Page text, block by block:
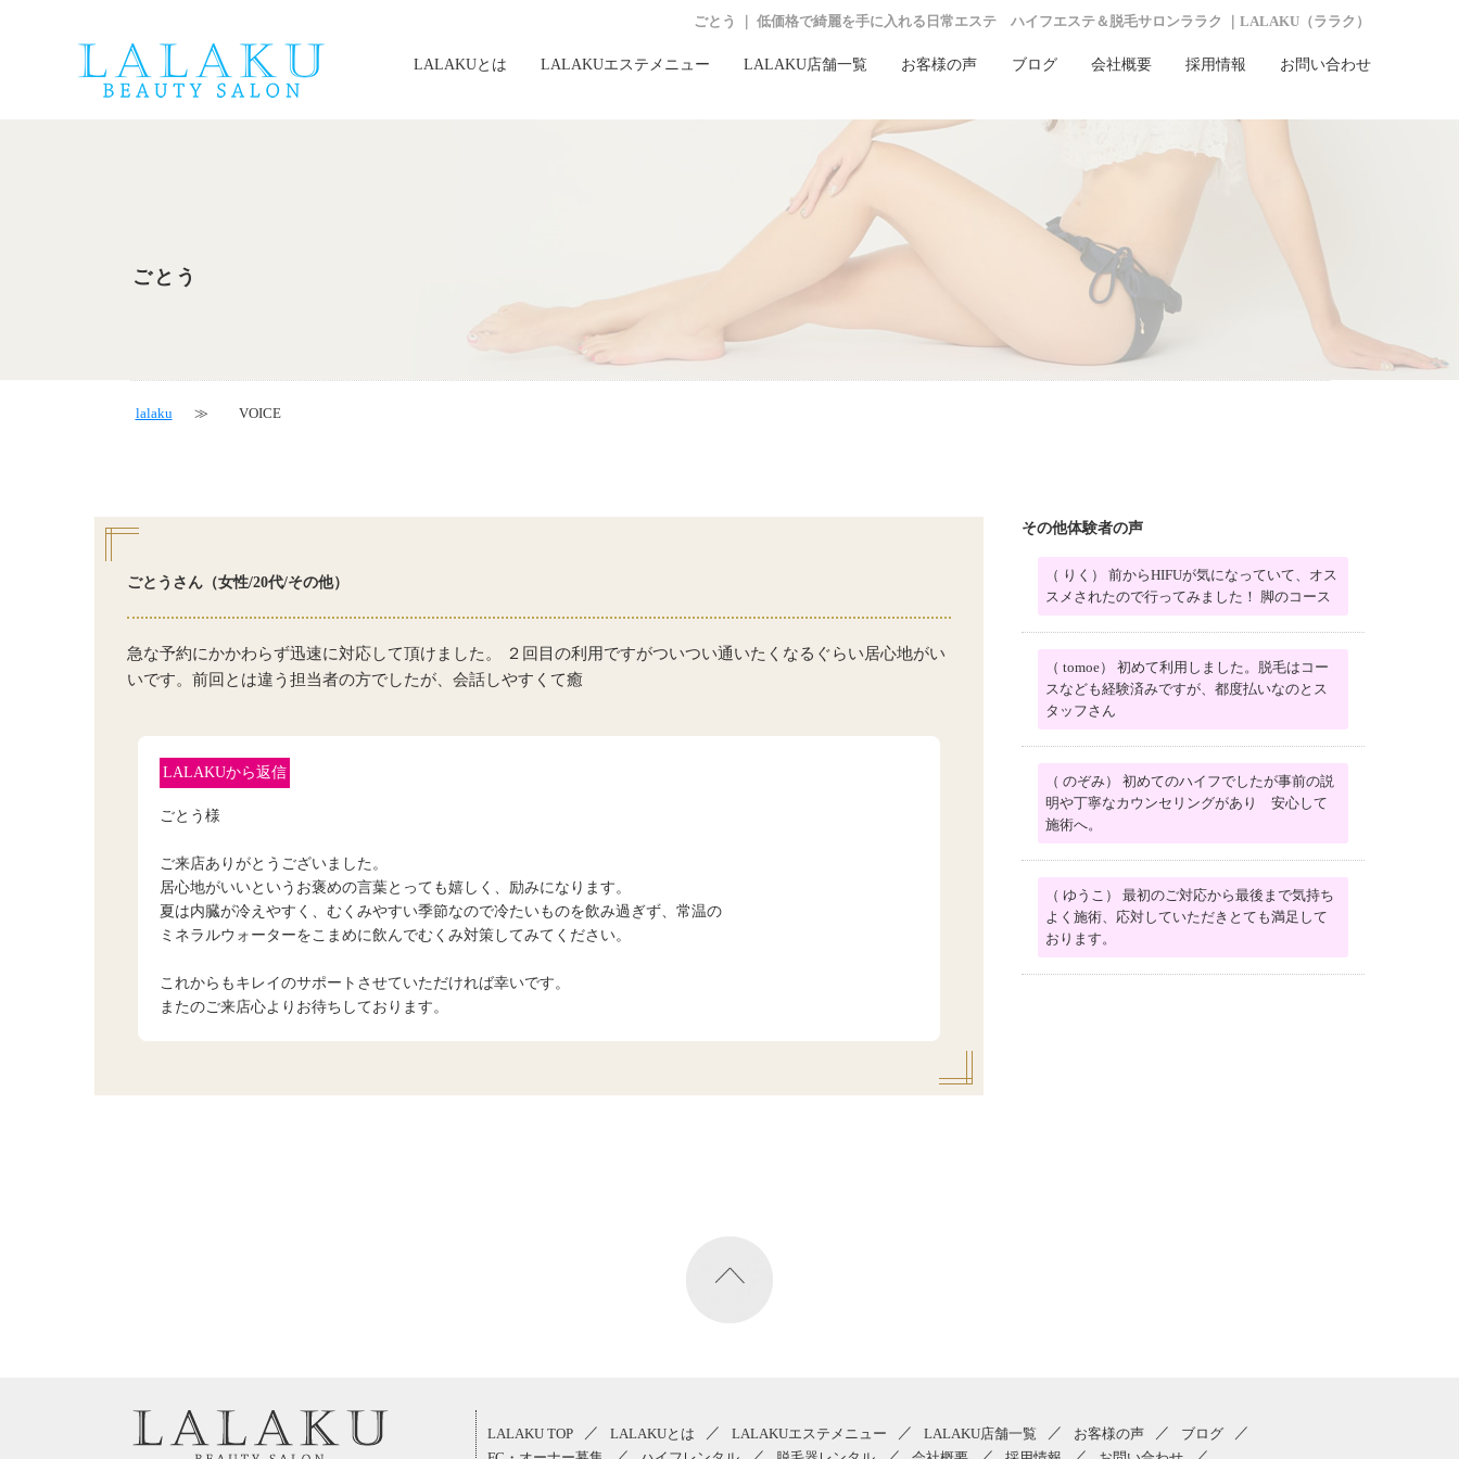
ごとう ｜ 低価格で綺麗を手に入れる日常エステ ハイフエステ＆脱毛サロンララク ｜LALAKU（ララク）
LALAKUとは LALAKUエステメニュー LALAKU店舗一覧 お客様の声 ブログ 会社概要 採用情報 お問い合わせ
ごとう
lalaku VOICE
ごとうさん（女性/20代/その他）
急な予約にかかわらず迅速に対応して頂けました。 ２回目の利用ですがついつい通いたくなるぐらい居心地がい
いです。前回とは違う担当者の方でしたが、会話しやすくて癒
LALAKUから返信
ごとう様
ご来店ありがとうございました。
居心地がいいというお褒めの言葉とっても嬉しく、励みになります。
夏は内臓が冷えやすく、むくみやすい季節なので冷たいものを飲み過ぎず、常温の
ミネラルウォーターをこまめに飲んでむくみ対策してみてください。
これからもキレイのサポートさせていただければ幸いです。
またのご来店心よりお待ちしております。
その他体験者の声
（ りく） 前からHIFUが気になっていて、オス
スメされたので行ってみました！ 脚のコース
（ tomoe） 初めて利用しました。脱毛はコー
スなども経験済みですが、都度払いなのとス
タッフさん
（ のぞみ） 初めてのハイフでしたが事前の説
明や丁寧なカウンセリングがあり 安心して
施術へ。
（ ゆうこ） 最初のご対応から最後まで気持ち
よく施術、応対していただきとても満足して
おります。
LALAKU TOP LALAKUとは LALAKUエステメニュー LALAKU店舗一覧 お客様の声
ブログ